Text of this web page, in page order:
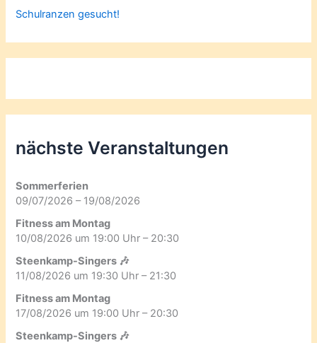
Schulranzen gesucht!
nächste Veranstaltungen
Sommerferien
09/07/2026 – 19/08/2026
Fitness am Montag
10/08/2026 um 19:00 Uhr – 20:30
Steenkamp-Singers 🎶
11/08/2026 um 19:30 Uhr – 21:30
Fitness am Montag
17/08/2026 um 19:00 Uhr – 20:30
Steenkamp-Singers 🎶